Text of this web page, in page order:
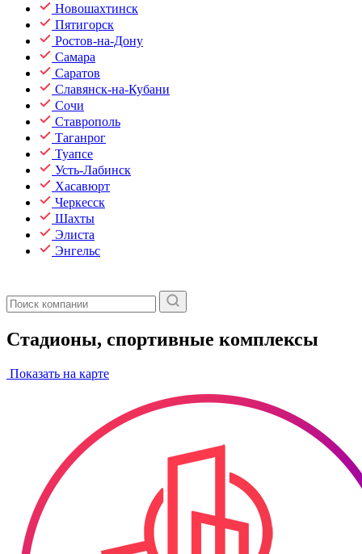
Новошахтинск
Пятигорск
Ростов-на-Дону
Самара
Саратов
Славянск-на-Кубани
Сочи
Ставрополь
Таганрог
Туапсе
Усть-Лабинск
Хасавюрт
Черкесск
Шахты
Элиста
Энгельс
Стадионы, спортивные комплексы
Показать на карте